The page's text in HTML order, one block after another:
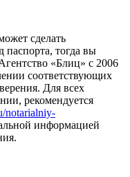
сделать
паспорта, тогда вы
«Блиц» с 2006
соответствующих
Для всех
рекомендуется
notarialniy-
информацией